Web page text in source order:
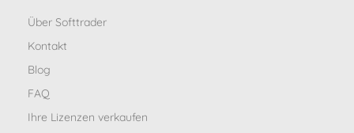
Über Softtrader
Kontakt
Blog
FAQ
Ihre Lizenzen verkaufen